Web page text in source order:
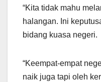
“Kita tidak mahu
halangan. Ini
bidang kuasa negeri.
“Keempat-empat
naik juga tapi oleh